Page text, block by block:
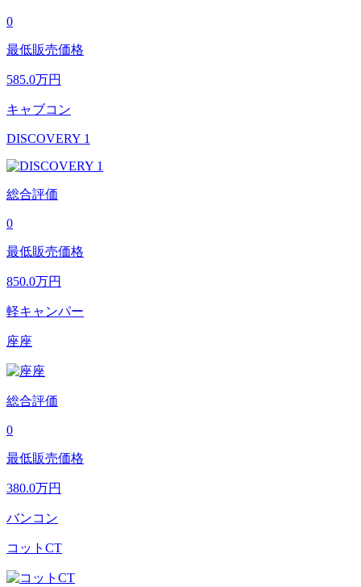
0
最低販売価格
585.0万円
キャブコン
DISCOVERY 1
総合評価
0
最低販売価格
850.0万円
軽キャンパー
座座
総合評価
0
最低販売価格
380.0万円
バンコン
コットCT